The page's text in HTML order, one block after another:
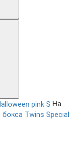
На
Twins Special